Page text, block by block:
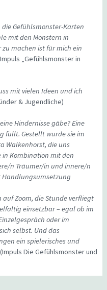
Gefühlsmonster-Karten
mit den Monstern in
machen ist für mich ein
„Gefühlsmonster in
mit vielen Ideen und ich
& Jugendliche)
Hindernisse gäbe? Eine
füllt. Gestellt wurde sie im
Walkenhorst, die uns
in Kombination mit den
n Träumer/in und innere/n
Zoom, die Stunde verfliegt
einsetzbar – egal ob im
oder im
selbst. Und das
ein spielerisches und
Die Gefühlsmonster und